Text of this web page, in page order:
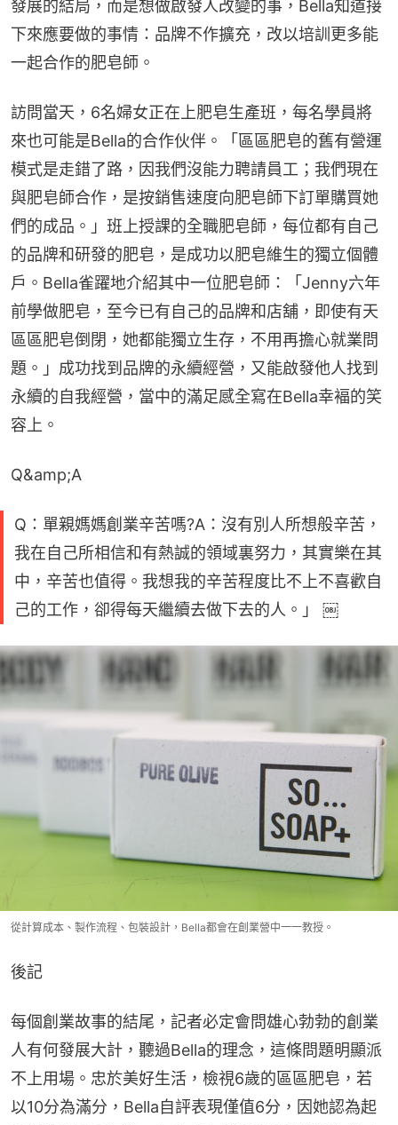
發展的結局，而是想做啟發人改變的事，Bella知道接
下來應要做的事情：品牌不作擴充，改以培訓更多能
一起合作的肥皂師。
訪問當天，6名婦女正在上肥皂生產班，每名學員將
來也可能是Bella的合作伙伴。「區區肥皂的舊有營運
模式是走錯了路，因我們沒能力聘請員工；我們現在
與肥皂師合作，是按銷售速度向肥皂師下訂單購買她
們的成品。」班上授課的全職肥皂師，每位都有自己
的品牌和研發的肥皂，是成功以肥皂維生的獨立個體
戶。Bella雀躍地介紹其中一位肥皂師：「Jenny六年
前學做肥皂，至今已有自己的品牌和店舖，即使有天
區區肥皂倒閉，她都能獨立生存，不用再擔心就業問
題。」成功找到品牌的永續經營，又能啟發他人找到
永續的自我經營，當中的滿足感全寫在Bella幸褔的笑
容上。
Q&amp;A
Q：單親媽媽創業辛苦嗎?A：沒有別人所想般辛苦，
我在自己所相信和有熱誠的領域裏努力，其實樂在其
中，辛苦也值得。我想我的辛苦程度比不上不喜歡自
己的工作，卻得每天繼續去做下去的人。」 ￼
從計算成本、製作流程、包裝設計，Bella都會在創業營中一一教授。
後記
每個創業故事的結尾，記者必定會問雄心勃勃的創業
人有何發展大計，聽過Bella的理念，這條問題明顯派
不上用場。忠於美好生活，檢視6歲的區區肥皂，若
以10分為滿分，Bella自評表現僅值6分，因她認為起